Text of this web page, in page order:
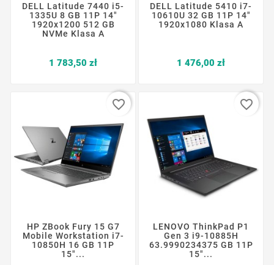
DELL Latitude 7440 i5-
1335U 8 GB 11P 14"
1920x1200 512 GB
NVMe Klasa A
1 783,50 złCena
DELL Latitude 5410 i7-
10610U 32 GB 11P 14"
1920x1080 Klasa A
1 476,00 złCena
HP ZBook Fury 15 G7
Mobile Workstation i7-
10850H 16 GB 11P
15"...
favorite_border
LENOVO ThinkPad P1
Gen 3 i9-10885H
63.9990234375 GB 11P
15"...
favorite_border